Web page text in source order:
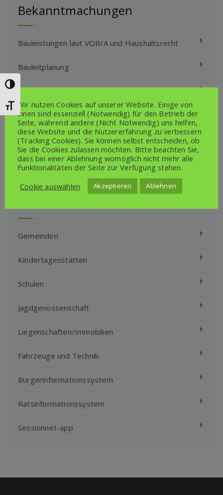
Umschalten auf hohe Kontraste
Schrift vergrößern
Bekanntmachungen
Bauleistungen laut VOB/A und Haushaltsrecht
Bauleitplanung
Satzungen Amt/Gemeinden/Schulverband
Sonstige Bekanntmachungen
Amt/Gemeinden/Schulverband
Gemeinden
Kindertagesstätten
Schulen
Jagdgenossenschaft
Liegenschaften/Immobilien
Fahrzeuge und Technik
Bürgerinformationssystem
Ratsinformationssystem
Sessionnet-app
Wir nutzen Cookies auf unserer Website. Einige von
ihnen sind essenziell (Notwendig) für den Betrieb der
Seite, während andere (Nicht Notwendig) uns helfen,
diese Website und die Nutzererfahrung zu verbessern
(Tracking Cookies). Sie können selbst entscheiden, ob
Sie die Cookies zulassen möchten. Bitte beachten Sie,
dass bei einer Ablehnung womöglich nicht mehr alle
Funktionalitäten der Seite zur Verfügung stehen.
Cookie auswählen
Akzeptieren Ablehnen